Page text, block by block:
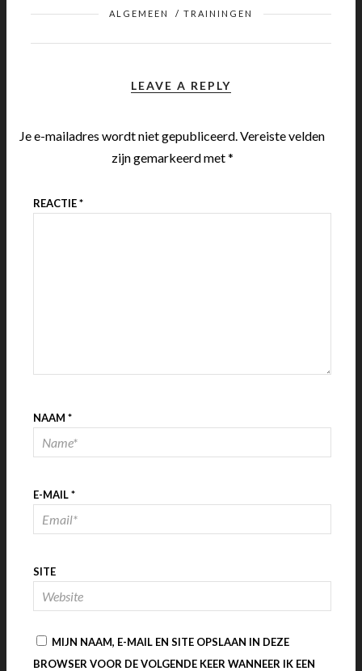
ALGEMEEN / TRAININGEN
LEAVE A REPLY
Je e-mailadres wordt niet gepubliceerd.Vereiste velden
zijn gemarkeerd met*
REACTIE*
NAAM *
E-MAIL*
SITE
MIJN NAAM, E-MAIL EN SITE OPSLAAN IN DEZE
BROWSER VOOR DE VOLGENDE KEER WANNEER IK EEN